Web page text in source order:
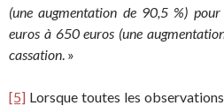
(une augmentation de 90,5 %)
euros à 650 euros (une
cassation. »
[5] Lorsque toutes les